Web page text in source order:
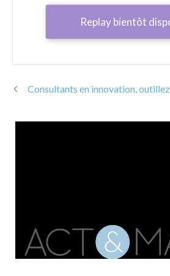
Replay bientôt
Consultants en innovation,